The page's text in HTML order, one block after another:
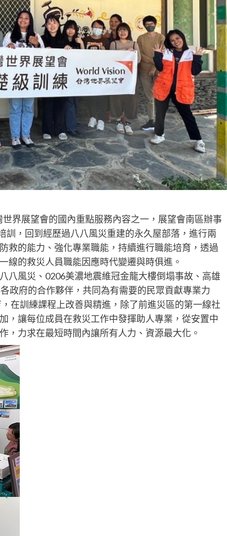
界展望會的國內重點服務內容之一，展望會南區辦事
，回到經歷過八八風災重建的永久屋部落，進行兩
救的能力、強化專業職能，持續進行職能培育，透過
線的救災人員職能因應時代變遷與時俱進。
八風災、0206美濃地震維冠金龍大樓倒塌事故、高雄
政府的合作夥伴，共同為有需要的民眾貢獻專業力
在訓練課程上改善與精進，除了前進災區的第一線社
，讓每位成員在救災工作中發揮助人專業，從安置中
，力求在最短時間內讓所有人力、資源最大化。